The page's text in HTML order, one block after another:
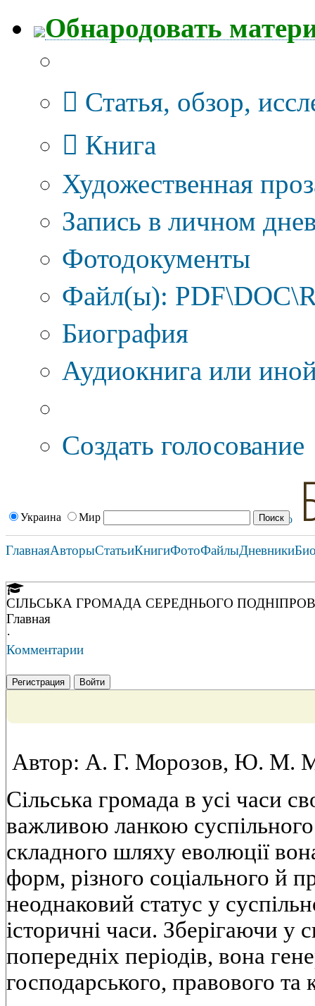
Обнародовать
Статья, обзор,
Книга
Художественная
Запись в личном
Фотодокументы
Файл(ы):
Биография
Аудиокнига или
Создать голосование
Украина Мир
ГлавнаяАвторыСтатьиКнигиФотоФайлыДневники
СІЛЬСЬКА ГРОМАДА СЕРЕДНЬОГО
Главная
·
Комментарии
Регистрация Войти
Автор: А. Г. Морозов, Ю. М.
Сільська громада в усі часи
важливою ланкою
складного шляху еволюції
форм, різного соціального й
неоднаковий статус у
історичні часи. Зберігаючи у
попередніх періодів, вона
господарського, правового та